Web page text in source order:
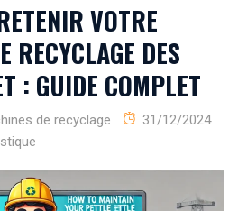
VOTRE
RECYCLAGE DES
: GUIDE COMPLET
de recyclage
31/12/2024